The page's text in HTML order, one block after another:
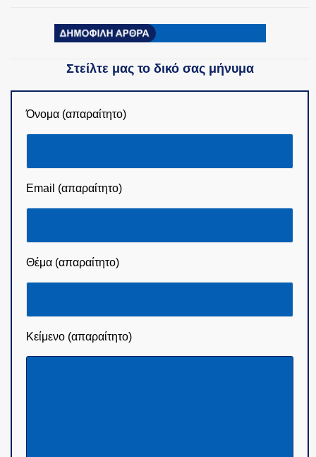
Στείλτε μας το δικό σας μήνυμα
Όνομα (απαραίτητο)
Email (απαραίτητο)
Θέμα (απαραίτητο)
Κείμενο (απαραίτητο)